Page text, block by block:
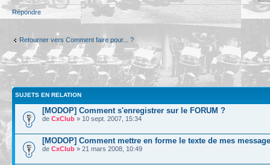
Répondre
Retourner vers Comment faire pour... ?
SUJETS EN RELATION
[MODOP] Comment s'enregistrer sur le FORUM ?
de CxClub » 10 sept. 2007, 15:34
[MODOP] Comment mettre en forme le texte de mes
de CxClub » 21 mars 2008, 10:49